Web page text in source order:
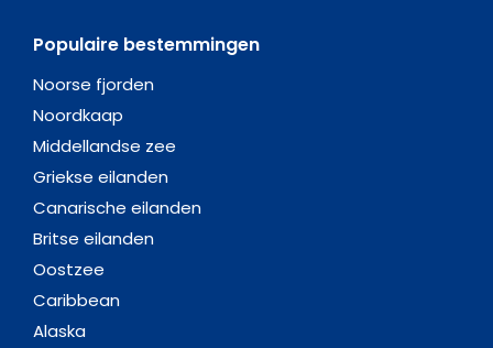
Populaire bestemmingen
Noorse fjorden
Noordkaap
Middellandse zee
Griekse eilanden
Canarische eilanden
Britse eilanden
Oostzee
Caribbean
Alaska